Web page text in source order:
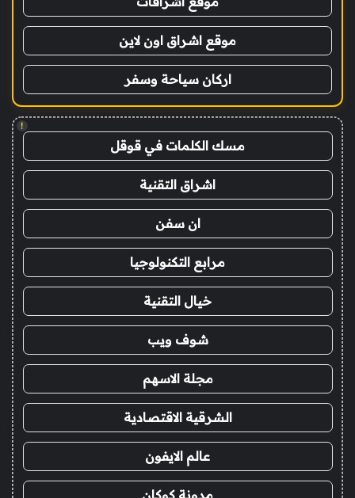
موقع اشراق اون لاين
اركان سياحة وسفر
!
مسك الكلمات في قوقل
اشراق التقنية
ان سفن
مرابع التكنولوجيا
خيال التقنية
شوف ويب
مجلة الاسهم
الشرقية الاقتصادية
عالم الايفون